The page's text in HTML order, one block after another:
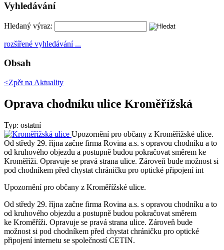
Vyhledávání
Hledaný výraz:
rozšířené vyhledávání ...
Obsah
<Zpět na Aktuality
Oprava chodníku ulice Kroměřížská
Typ: ostatní
Upozornění pro občany z Kroměřížské ulice.
Od středy 29. října začne firma Rovina a.s. s opravou chodníku a to
od kruhového objezdu a postupně budou pokračovat směrem ke
Kroměříži. Opravuje se pravá strana ulice. Zároveň bude možnost si
pod chodníkem před chystat chráničku pro optické připojení int
Upozornění pro občany z Kroměřížské ulice.
Od středy 29. října začne firma Rovina a.s. s opravou chodníku a to
od kruhového objezdu a postupně budou pokračovat směrem
ke Kroměříži. Opravuje se pravá strana ulice. Zároveň bude
možnost si pod chodníkem před chystat chráničku pro optické
připojení internetu se společností CETIN.